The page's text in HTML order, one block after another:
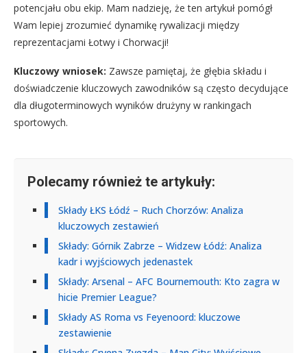
potencjału obu ekip. Mam nadzieję, że ten artykuł pomógł
Wam lepiej zrozumieć dynamikę rywalizacji między
reprezentacjami Łotwy i Chorwacji!
Kluczowy wniosek: Zawsze pamiętaj, że głębia składu i
doświadczenie kluczowych zawodników są często decydujące
dla długoterminowych wyników drużyny w rankingach
sportowych.
Polecamy również te artykuły:
Składy ŁKS Łódź – Ruch Chorzów: Analiza
kluczowych zestawień
Składy: Górnik Zabrze – Widzew Łódź: Analiza
kadr i wyjściowych jedenastek
Składy: Arsenal – AFC Bournemouth: Kto zagra w
hicie Premier League?
Składy AS Roma vs Feyenoord: kluczowe
zestawienie